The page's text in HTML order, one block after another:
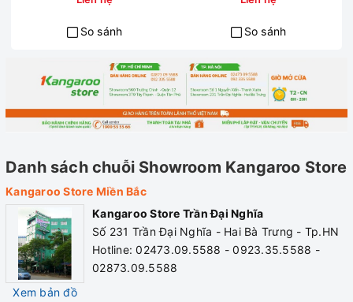
Dung tích net: 230 lít
Số ngăn: 2 ngăn; số cánh: 2 cánh
Xả tuyết bán tự động: Không
Nhiệt độ ngăn mát: 0 – 10°C
Trong lượng net/ trọng lượng tổng: 40/45 kg
Kích thước:
1155*627*809 mm
Bảo hành: 2 năm
Bảo hành máy nén: 3 năm
Tiện ích: 4 bánh xe, 1 giỏ đồ
So sánh So sánh
Danh sách chuỗi Showroom Kangaroo Store
Kangaroo Store Miền Bắc
Xem bản đồ
Kangaroo Store Trần Đại Nghĩa
Số 231 Trần Đại Nghĩa - Hai Bà Trưng - Tp.HN
Hotline: 02473.09.5588 - 0923.35.5588 -
02873.09.5588